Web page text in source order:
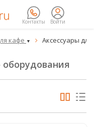
Контакты Войти
кафе ▼  Аксессуары
оборудования